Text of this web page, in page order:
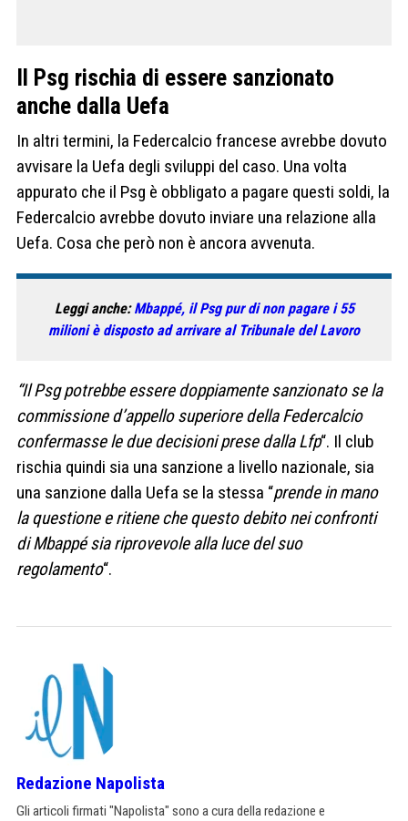
Il Psg rischia di essere sanzionato
anche dalla Uefa
In altri termini, la Federcalcio francese avrebbe dovuto
avvisare la Uefa degli sviluppi del caso. Una volta
appurato che il Psg è obbligato a pagare questi soldi, la
Federcalcio avrebbe dovuto inviare una relazione alla
Uefa. Cosa che però non è ancora avvenuta.
Leggi anche:Mbappé, il Psg pur di non pagare i 55
milioni è disposto ad arrivare al Tribunale del Lavoro
“Il Psg potrebbe essere doppiamente sanzionato se la
commissione d’appello superiore della Federcalcio
confermasse le due decisioni prese dalla Lfp“. Il club
rischia quindi sia una sanzione a livello nazionale, sia
una sanzione dalla Uefa se la stessa “prende in mano
la questione e ritiene che questo debito nei confronti
di Mbappé sia ​​riprovevole alla luce del suo
regolamento“.
Redazione Napolista
Gli articoli firmati "Napolista" sono a cura della redazione e